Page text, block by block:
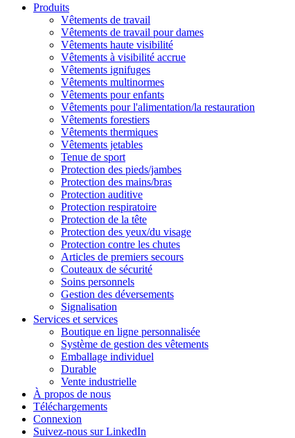
Produits
Vêtements de travail
Vêtements de travail pour dames
Vêtements haute visibilité
Vêtements à visibilité accrue
Vêtements ignifuges
Vêtements multinormes
Vêtements pour enfants
Vêtements pour l'alimentation/la restauration
Vêtements forestiers
Vêtements thermiques
Vêtements jetables
Tenue de sport
Protection des pieds/jambes
Protection des mains/bras
Protection auditive
Protection respiratoire
Protection de la tête
Protection des yeux/du visage
Protection contre les chutes
Articles de premiers secours
Couteaux de sécurité
Soins personnels
Gestion des déversements
Signalisation
Services et services
Boutique en ligne personnalisée
Système de gestion des vêtements
Emballage individuel
Durable
Vente industrielle
À propos de nous
Téléchargements
Connexion
Suivez-nous sur LinkedIn